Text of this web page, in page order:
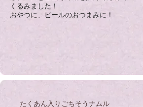
くるみました！
おやつに、ビールのおつまみに！
たくあん入りごちそうナムル